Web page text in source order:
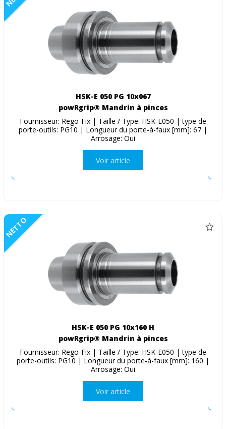
HSK-E 050 PG 10x067
powRgrip® Mandrin à pinces
Fournisseur: Rego-Fix | Taille / Type: HSK-E050 | type de
porte-outils: PG10 | Longueur du porte-à-faux [mm]: 67 |
Arrosage: Oui
Voir article
NETTO
HSK-E 050 PG 10x160 H
powRgrip® Mandrin à pinces
Fournisseur: Rego-Fix | Taille / Type: HSK-E050 | type de
porte-outils: PG10 | Longueur du porte-à-faux [mm]: 160 |
Arrosage: Oui
Voir article